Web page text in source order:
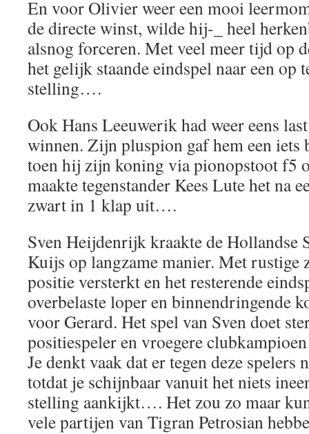
En voor Olivier weer een mooi
de directe winst, wilde hij-_ heel
alsnog forceren. Met veel meer tijd op
het gelijk staande eindspel naar een op
stelling….
Ook Hans Leeuwerik had weer eens
winnen. Zijn pluspion gaf hem een iets
toen hij zijn koning via pionopstoot f5
maakte tegenstander Kees Lute het na
zwart in 1 klap uit….
Sven Heijdenrijk kraakte de Hollandse
Kuijs op langzame manier. Met rustige
positie versterkt en het resterende
overbelaste loper en binnendringende
voor Gerard. Het spel van Sven doet
positiespeler en vroegere
Je denkt vaak dat er tegen deze spelers
totdat je schijnbaar vanuit het niets
stelling aankijkt…. Het zou zo maar
vele partijen van Tigran Petrosian